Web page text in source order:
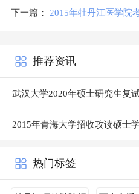
下一篇： 2015年牡丹江医学院
推荐资讯
武汉大学2020年硕士研究生复
2015年青海大学招收攻读硕士
热门标签